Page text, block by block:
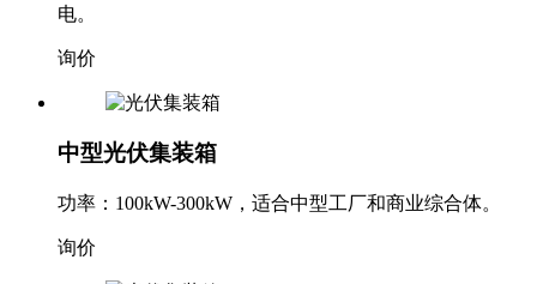
电。
询价
中型光伏集装箱
功率：100kW-300kW，适合中型工厂和商业综合体。
询价